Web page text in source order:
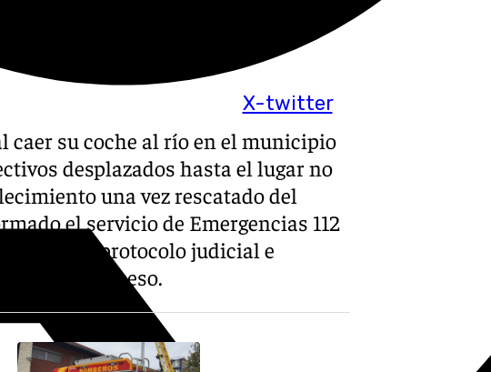
X-twitter
caer su coche al río en el municipio
desplazados hasta el lugar no
una vez rescatado del
el servicio de Emergencias 112
el protocolo judicial e
el suceso.